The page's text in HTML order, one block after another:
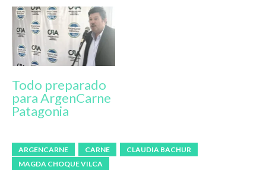
Todo preparado
para ArgenCarne
Patagonia
ARGENCARNE CARNE
CLAUDIA BACHUR
MAGDA CHOQUE VILCA